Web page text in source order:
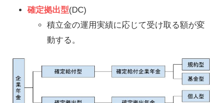
確定拠出型(DC)
積立金の運用実績に応じて受け取る額が変
動する。